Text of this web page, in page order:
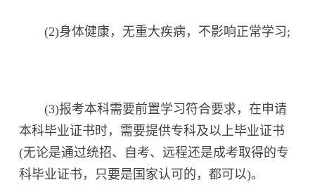
(2)身体健康，无重大疾病，不影响正常学习;
(3)报考本科需要前置学习符合要求，在申请
本科毕业证书时，需要提供专科及以上毕业证书
(无论是通过统招、自考、远程还是成考取得的专
科毕业证书，只要是国家认可的，都可以)。